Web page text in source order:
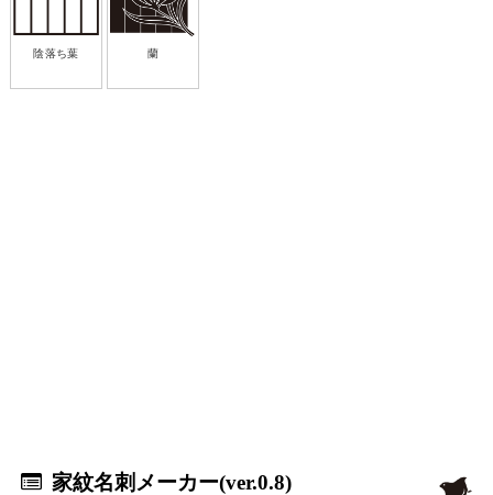
陰落ち葉 蘭
家紋名刺メーカー(ver.0.8)